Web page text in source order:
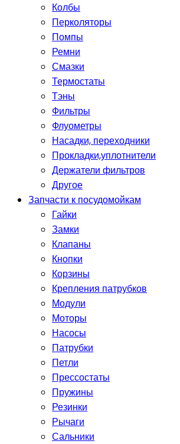
Колбы
Перколяторы
Помпы
Ремни
Смазки
Термостаты
Тэны
Фильтры
Флуометры
Насадки, переходники
Прокладки,уплотнители
Держатели фильтров
Другое
Запчасти к посудомойкам
Гайки
Замки
Клапаны
Кнопки
Корзины
Крепления патрубков
Модули
Моторы
Насосы
Патрубки
Петли
Прессостаты
Пружины
Резинки
Рычаги
Сальники